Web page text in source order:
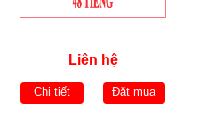
Liên hệ
Chi tiết Đặt mua